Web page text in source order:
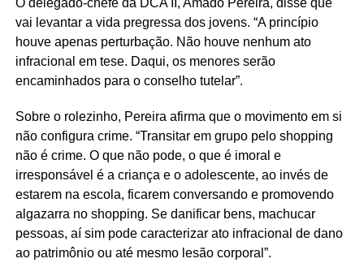
vai levantar a vida pregressa dos jovens. “A princípio
houve apenas perturbação. Não houve nenhum ato
infracional em tese. Daqui, os menores serão
encaminhados para o conselho tutelar”.
Sobre o rolezinho, Pereira afirma que o movimento em si
não configura crime. “Transitar em grupo pelo shopping
não é crime. O que não pode, o que é imoral e
irresponsável é a criança e o adolescente, ao invés de
estarem na escola, ficarem conversando e promovendo
algazarra no shopping. Se danificar bens, machucar
pessoas, aí sim pode caracterizar ato infracional de dano
ao patrimônio ou até mesmo lesão corporal”.